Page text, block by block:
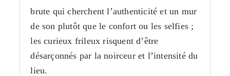
brute qui cherchent l’authenticité et un mur
de son plutôt que le confort ou les selfies ;
les curieux frileux risquent d’être
désarçonnés par la noirceur et l’intensité du
lieu.